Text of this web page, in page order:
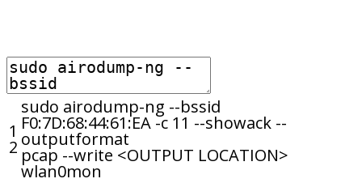
1
2
sudo airodump-ng --bssid
F0:7D:68:44:61:EA -c 11 --showack --
outputformat
pcap --write <OUTPUT LOCATION>
wlan0mon